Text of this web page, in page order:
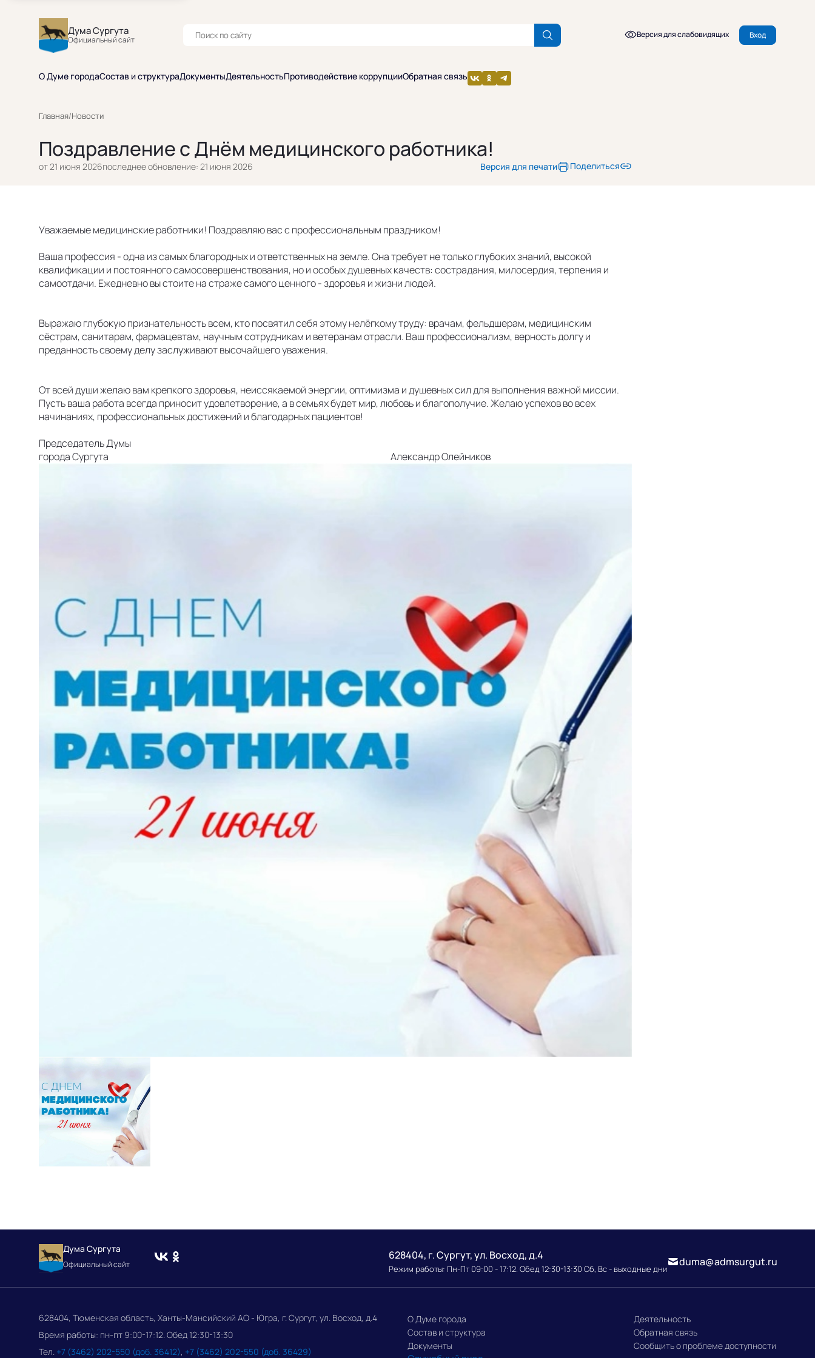
Дума Сургута
Официальный сайт
Версия для слабовидящих Вход
О Думе городаСостав и структураДокументыДеятельностьПротиводействие коррупцииОбратная связь
Главная/Новости
Поздравление с Днём медицинского работника!
от 21 июня 2026последнее обновление: 21 июня 2026 Версия для печати Поделиться
Уважаемые медицинские работники! Поздравляю вас с профессиональным праздником!
Ваша профессия - одна из самых благородных и ответственных на земле. Она требует не только глубоких знаний, высокой
квалификации и постоянного самосовершенствования, но и особых душевных качеств: сострадания, милосердия, терпения и
самоотдачи. Ежедневно вы стоите на страже самого ценного - здоровья и жизни людей.
Выражаю глубокую признательность всем, кто посвятил себя этому нелёгкому труду: врачам, фельдшерам, медицинским
сёстрам, санитарам, фармацевтам, научным сотрудникам и ветеранам отрасли. Ваш профессионализм, верность долгу и
преданность своему делу заслуживают высочайшего уважения.
От всей души желаю вам крепкого здоровья, неиссякаемой энергии, оптимизма и душевных сил для выполнения важной миссии.
Пусть ваша работа всегда приносит удовлетворение, а в семьях будет мир, любовь и благополучие. Желаю успехов во всех
начинаниях, профессиональных достижений и благодарных пациентов!
Председатель Думы
города Сургута Александр Олейников
Дума Сургута
Официальный сайт
628404, г. Сургут, ул. Восход, д.4
Режим работы: Пн-Пт 09:00 - 17:12. Обед 12:30-13:30 Сб, Вс - выходные дни
duma@admsurgut.ru
628404, Тюменская область, Ханты-Мансийский АО - Югра, г. Сургут, ул. Восход, д.4
Время работы: пн-пт 9:00-17:12. Обед 12:30-13:30
Тел. +7 (3462) 202-550 (доб. 36412), +7 (3462) 202-550 (доб. 36429)
О Думе города
Состав и структура
Документы
Деятельность
Обратная связь
Сообщить о проблеме доступности